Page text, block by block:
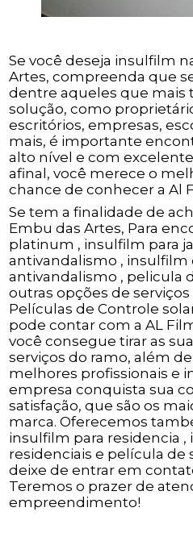
Se você deseja insulfilm
Artes, compreenda que
dentre aqueles que mais
solução, como
escritórios, empresas,
mais, é importante
alto nível e com
afinal, você merece o
chance de conhecer a Al
Se tem a finalidade de
Embu das Artes, Para
platinum , insulfilm para
antivandalismo , insulfilm
antivandalismo , pelicula
outras opções de
Películas de Controle
pode contar com a AL
você consegue tirar as
serviços do ramo, além
melhores profissionais e
empresa conquista sua
satisfação, que são os
marca. Oferecemos
insulfilm para residencia ,
residenciais e película de
deixe de entrar em
Teremos o prazer de
empreendimento!